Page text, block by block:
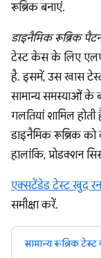
रूब्रिक बनाएं.
डाइनैमिक रूब्रिक
टेस्ट केस के लिए
है. इसमें, उस खास
सामान्य समस्याओं के
गलतियां शामिल
डाइनैमिक रूब्रिक
हालांकि, प्रोडक्शन
एक्सटेंडेड टेस्ट खुद
समीक्षा करें.
सामान्य रूब्रिक